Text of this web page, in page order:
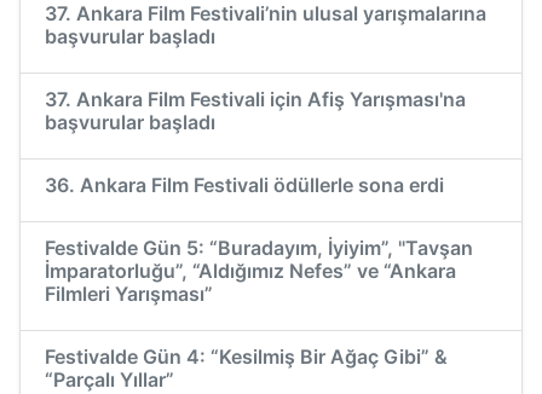
37. Ankara Film Festivali’nin ulusal yarışmalarına
başvurular başladı
37. Ankara Film Festivali için Afiş Yarışması'na
başvurular başladı
36. Ankara Film Festivali ödüllerle sona erdi
Festivalde Gün 5: “Buradayım, İyiyim”, "Tavşan
İmparatorluğu”, “Aldığımız Nefes” ve “Ankara
Filmleri Yarışması”
Festivalde Gün 4: “Kesilmiş Bir Ağaç Gibi” &
“Parçalı Yıllar”